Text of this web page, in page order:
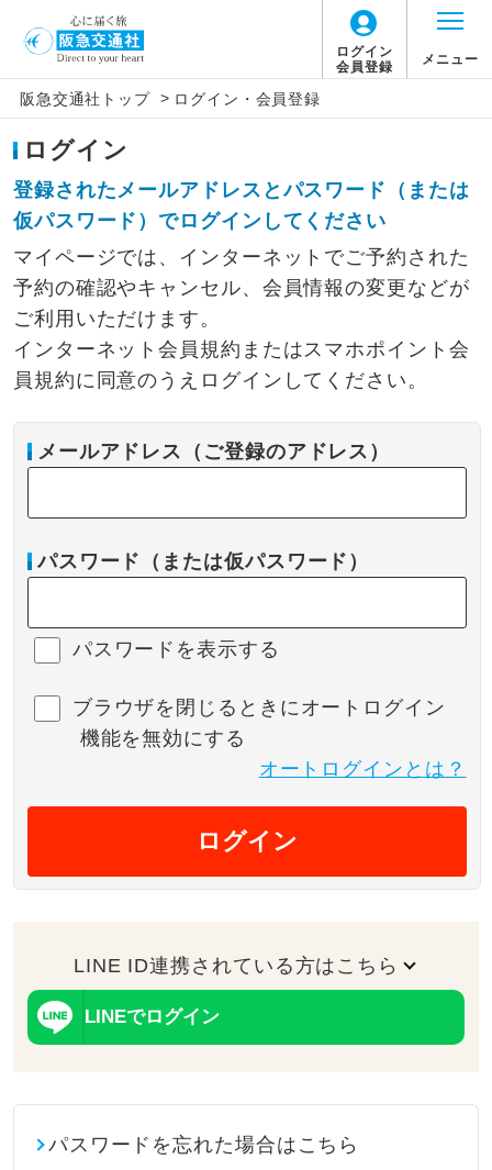
ログイン
会員登録
メニュー
阪急交通社トップ > ログイン・会員登録
ログイン
登録されたメールアドレスとパスワード（または
仮パスワード）でログインしてください
マイページでは、インターネットでご予約された
予約の確認やキャンセル、会員情報の変更などが
ご利用いただけます。
インターネット会員規約またはスマホポイント会
員規約に同意のうえログインしてください。
メールアドレス（ご登録のアドレス）
パスワード（または仮パスワード）
パスワードを表示する
ブラウザを閉じるときにオートログイン
機能を無効にする
オートログインとは？
ログイン
LINE ID連携されている方はこちら
LINEでログイン
パスワードを忘れた場合はこちら